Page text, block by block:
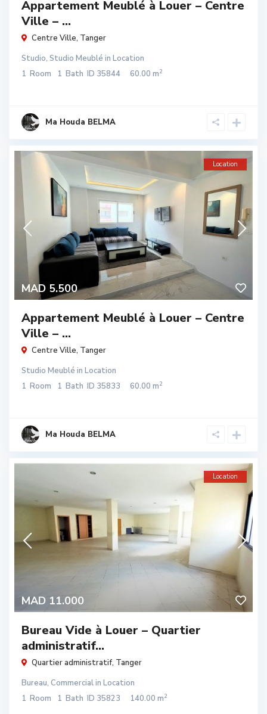
Appartement Meublé à Louer – Centre
Ville – ...
Centre Ville, Tanger
Studio, Studio Meublé in Location
1 Room 1 Bath ID 35844 60.00 m2
Ma Houda BELMA
MAD 5.500
Location
Appartement Meublé à Louer – Centre
Ville – ...
Centre Ville, Tanger
Studio Meublé in Location
1 Room 1 Bath ID 35833 60.00 m2
Ma Houda BELMA
MAD 11.000
Location
Bureau Vide à Louer – Quartier
administratif...
Quartier administratif, Tanger
Bureau, Commercialin Location
1 Room 1 Bath ID 35823 140.00 m2